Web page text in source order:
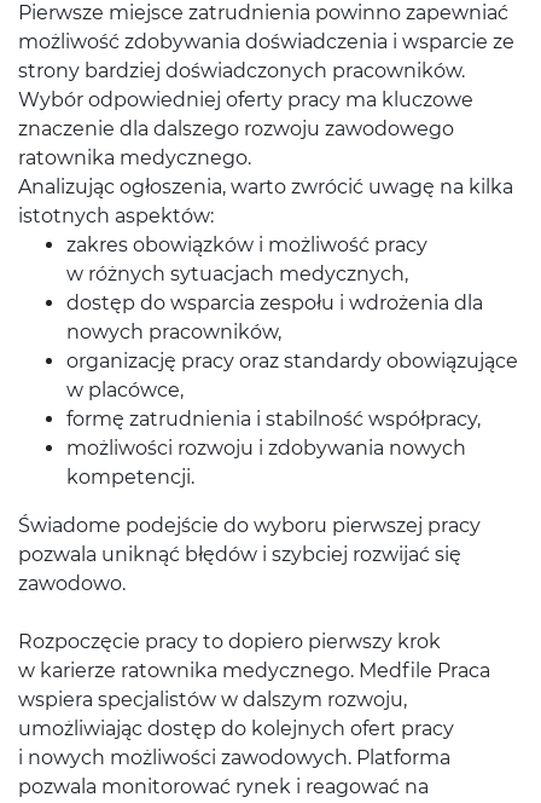
Pierwsze miejsce zatrudnienia powinno zapewniać
możliwość zdobywania doświadczenia i wsparcie ze
strony bardziej doświadczonych pracowników.
Wybór odpowiedniej oferty pracy ma kluczowe
znaczenie dla dalszego rozwoju zawodowego
ratownika medycznego.
Analizując ogłoszenia, warto zwrócić uwagę na kilka
istotnych aspektów:
zakres obowiązków i możliwość pracy
w różnych sytuacjach medycznych,
dostęp do wsparcia zespołu i wdrożenia dla
nowych pracowników,
organizację pracy oraz standardy obowiązujące
w placówce,
formę zatrudnienia i stabilność współpracy,
możliwości rozwoju i zdobywania nowych
kompetencji.
Świadome podejście do wyboru pierwszej pracy
pozwala uniknąć błędów i szybciej rozwijać się
zawodowo.
Rozpoczęcie pracy to dopiero pierwszy krok
w karierze ratownika medycznego. Medfile Praca
wspiera specjalistów w dalszym rozwoju,
umożliwiając dostęp do kolejnych ofert pracy
i nowych możliwości zawodowych. Platforma
pozwala monitorować rynek i reagować na